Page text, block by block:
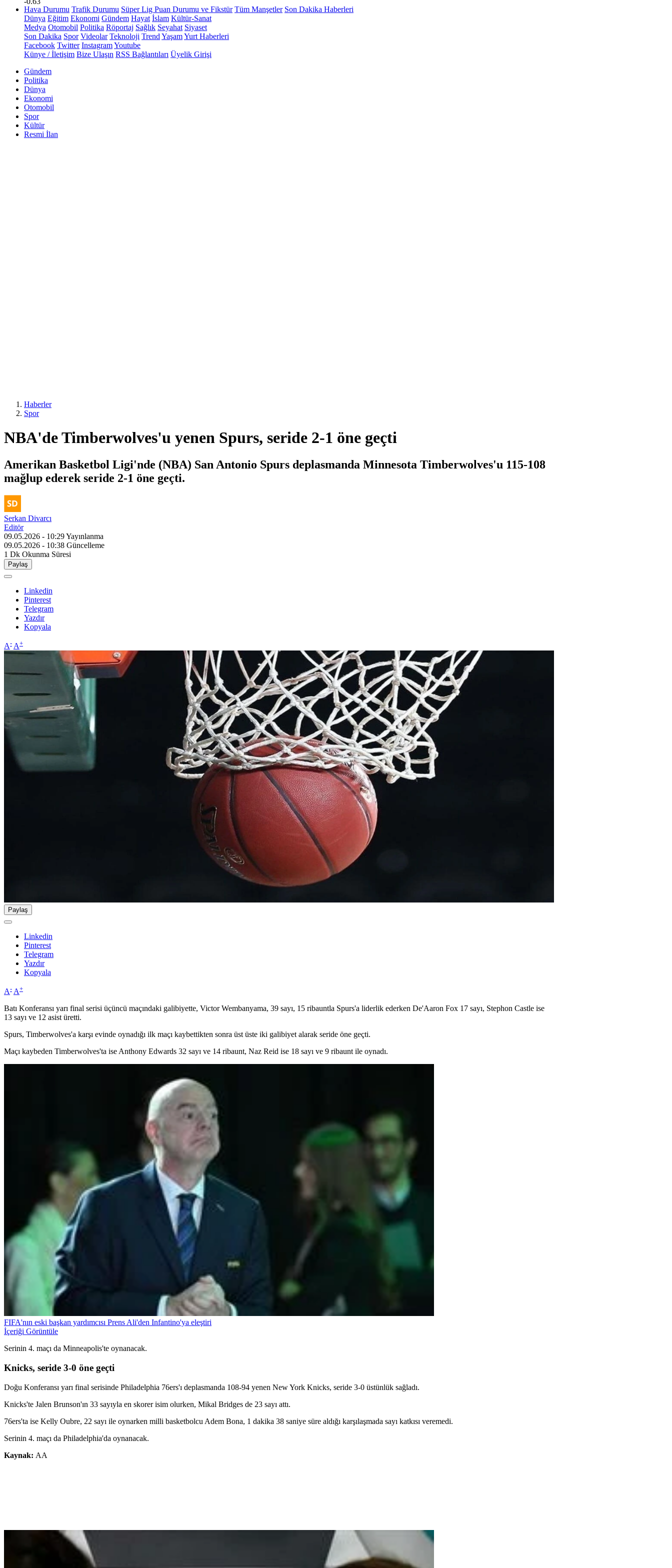
Hava Durumu Trafik Durumu Süper Lig Puan Durumu ve Fikstür Tüm Manşetler Son Dakika Haberleri
Dünya Eğitim Ekonomi Gündem Hayat İslam Kültür-Sanat
Medya Otomobil Politika Röportaj Sağlık Seyahat Siyaset
Son Dakika Spor Videolar Teknoloji Trend YaşamYurt Haberleri
Facebook Twitter InstagramYoutube
Künye / İletişim Bize Ulaşın RSS Bağlantıları Üyelik Girişi
Gündem
Politika
Dünya
Ekonomi
Otomobil
Spor
Kültür
Resmi İlan
Haberler
Spor
NBA'de Timberwolves'u yenen Spurs, seride 2-1 öne geçti
Amerikan Basketbol Ligi'nde (NBA) San Antonio Spurs deplasmanda Minnesota Timberwolves'u 115-108
mağlup ederek seride 2-1 öne geçti.
Serkan Divarcı
Editör
09.05.2026 - 10:29Yayınlanma
09.05.2026 - 10:38 Güncelleme
1 Dk Okunma Süresi
Paylaş
Linkedin
Pinterest
Telegram
Yazdır
Kopyala
A- A+
Paylaş
Linkedin
Pinterest
Telegram
Yazdır
Kopyala
A- A+
Batı Konferansı yarı final serisi üçüncü maçındaki galibiyette, Victor Wembanyama, 39 sayı, 15 ribauntla Spurs'a liderlik ederken De'Aaron Fox 17 sayı, Stephon Castle ise
13 sayı ve 12 asist üretti.
Spurs, Timberwolves'a karşı evinde oynadığı ilk maçı kaybettikten sonra üst üste iki galibiyet alarak seride öne geçti.
Maçı kaybeden Timberwolves'ta ise Anthony Edwards 32 sayı ve 14 ribaunt, Naz Reid ise 18 sayı ve 9 ribaunt ile oynadı.
FIFA'nın eski başkan yardımcısı Prens Ali'den Infantino'ya eleştiri
İçeriği Görüntüle
Serinin 4. maçı da Minneapolis'te oynanacak.
Knicks, seride 3-0 öne geçti
Doğu Konferansı yarı final serisinde Philadelphia 76ers'ı deplasmanda 108-94 yenen New York Knicks, seride 3-0 üstünlük sağladı.
Knicks'te Jalen Brunson'ın 33 sayıyla en skorer isim olurken, Mikal Bridges de 23 sayı attı.
76ers'ta ise Kelly Oubre, 22 sayı ile oynarken milli basketbolcu Adem Bona, 1 dakika 38 saniye süre aldığı karşılaşmada sayı katkısı veremedi.
Serinin 4. maçı da Philadelphia'da oynanacak.
Kaynak: AA